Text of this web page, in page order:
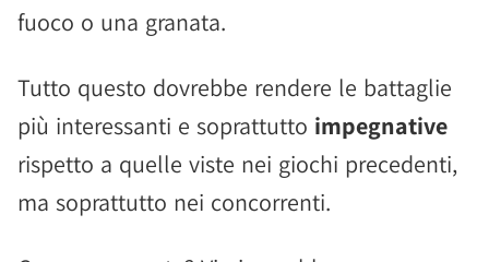
fuoco o una granata.
Tutto questo dovrebbe rendere le battaglie
più interessanti e soprattutto impegnative
rispetto a quelle viste nei giochi precedenti,
ma soprattutto nei concorrenti.